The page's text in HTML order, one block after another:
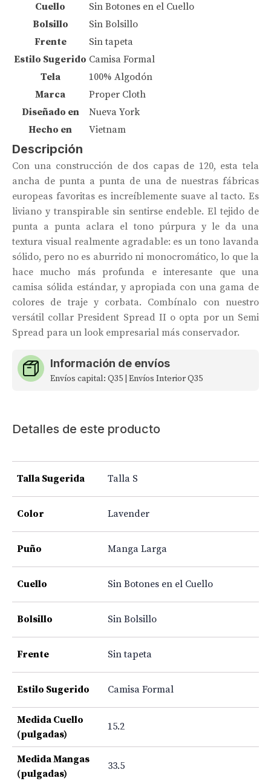
Cuello
Sin Botones en el Cuello
Bolsillo
Sin Bolsillo
Frente
Sin tapeta
Estilo Sugerido Camisa Formal
Tela
100% Algodón
Marca
Proper Cloth
Diseñado en
Nueva York
Hecho en
Vietnam
Descripción
Con una construcción de dos capas de 120, esta tela
ancha de punta a punta de una de nuestras fábricas
europeas favoritas es increíblemente suave al tacto. Es
liviano y transpirable sin sentirse endeble. El tejido de
punta a punta aclara el tono púrpura y le da una
textura visual realmente agradable: es un tono lavanda
sólido, pero no es aburrido ni monocromático, lo que la
hace mucho más profunda e interesante que una
camisa sólida estándar, y apropiada con una gama de
colores de traje y corbata. Combínalo con nuestro
versátil collar President Spread II o opta por un Semi
Spread para un look empresarial más conservador.
Información de envíos
Envíos capital: Q35 | Envíos Interior Q35
Detalles de este producto
Talla Sugerida Talla S
Color Lavender
Puño Manga Larga
Cuello Sin Botones en el Cuello
Bolsillo Sin Bolsillo
Frente Sin tapeta
Estilo Sugerido Camisa Formal
Medida Cuello
(pulgadas)
15.2
Medida Mangas
(pulgadas)
33.5